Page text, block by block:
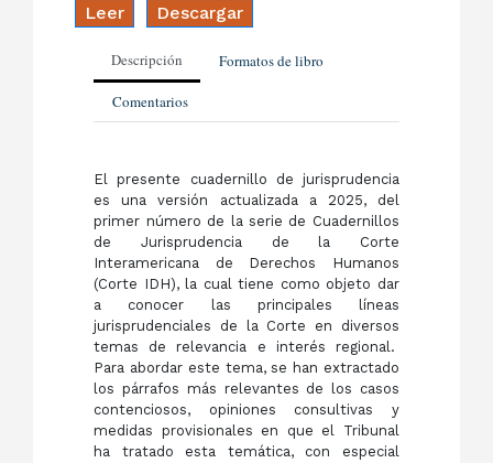
Leer Descargar
Descripción Formatos de libro
Comentarios
El presente cuadernillo de jurisprudencia
es una versión actualizada a 2025, del
primer número de la serie de Cuadernillos
de Jurisprudencia de la Corte
Interamericana de Derechos Humanos
(Corte IDH), la cual tiene como objeto dar
a conocer las principales líneas
jurisprudenciales de la Corte en diversos
temas de relevancia e interés regional.
Para abordar este tema, se han extractado
los párrafos más relevantes de los casos
contenciosos, opiniones consultivas y
medidas provisionales en que el Tribunal
ha tratado esta temática, con especial